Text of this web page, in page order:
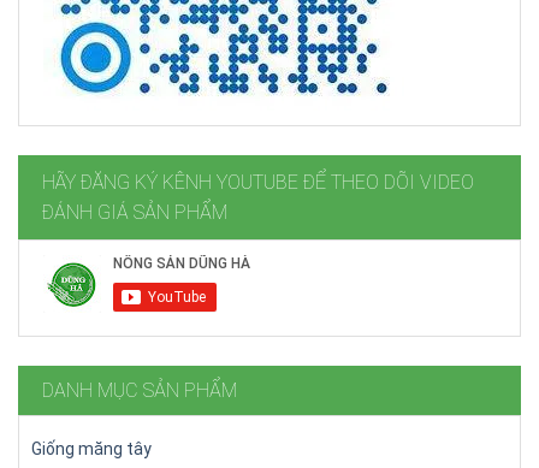
HÃY ĐĂNG KÝ KÊNH YOUTUBE ĐỂ THEO DÕI VIDEO
ĐÁNH GIÁ SẢN PHẨM
DANH MỤC SẢN PHẨM
Giống măng tây